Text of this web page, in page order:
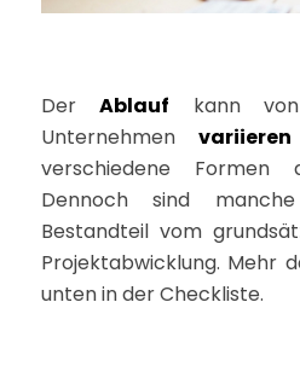
DerAblauf kann
Unternehmenvariieren
verschiedene Formen
Dennoch sind
Bestandteil vom
Projektabwicklung. Mehr
unten in der Checkliste.